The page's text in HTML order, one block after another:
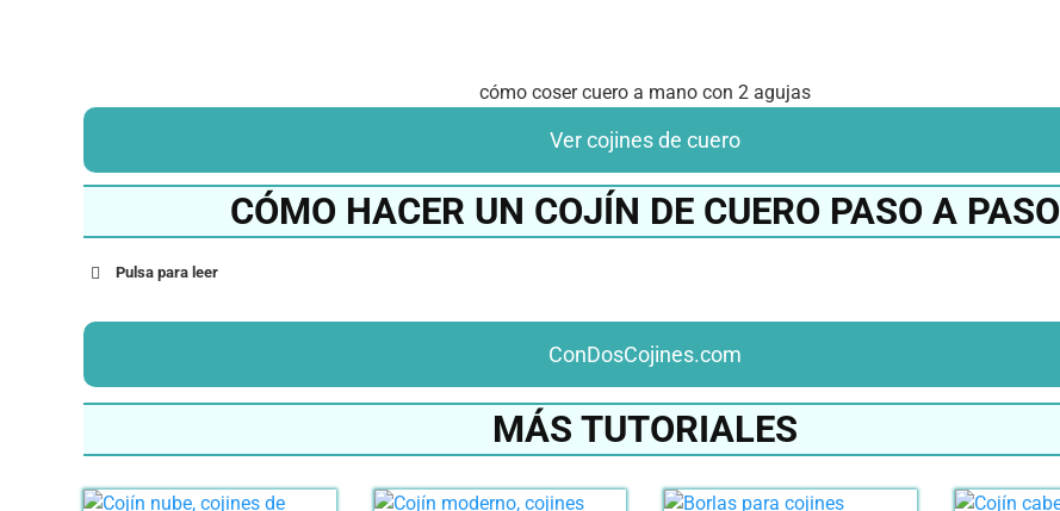
cómo coser cuero a mano con 2 agujas
Ver cojines de cuero
CÓMO HACER UN COJÍN DE CUERO PASO A PASO
Pulsa para leer
ConDosCojines.com
MÁS TUTORIALES